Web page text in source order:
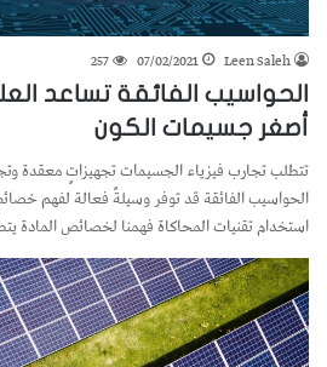
Leen Saleh
07/02/2021
257
الحواسيب الفائقة تساعد
أصغر جسيمات الكون
تتطلب تجارب فيزياء الجسيمات تجهيزاتٍ معقدة
الحواسيب الفائقة قد توفر وسيلةً فعالة لفهم
استخدام تقنيات المحاكاة فهمنا لخصائص المادة